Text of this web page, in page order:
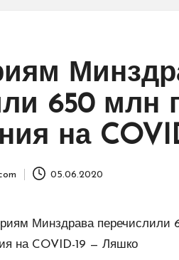
650 млн
на
05.06.2020